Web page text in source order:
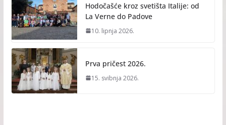
Hodočašće kroz svetišta Italije: od
La Verne do Padove
10. lipnja 2026.
Prva pričest 2026.
15. svibnja 2026.